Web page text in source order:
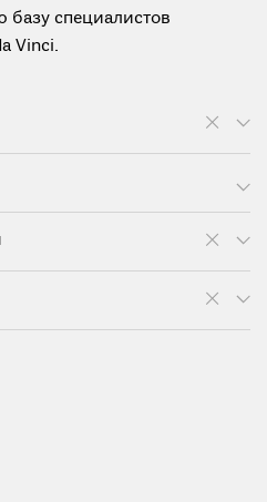
базу специалистов
Vinci.